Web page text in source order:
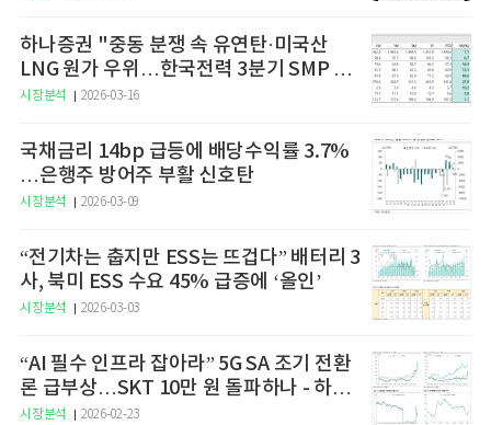
하나증권 "중동 분쟁 속 유연탄·미국산
LNG 원가 우위…한국전력 3분기 SMP 상
승 전망"
시장분석 2026-03-16
국채금리 14bp 급등에 배당수익률 3.7%
…은행주 방어주 부활 신호탄
시장분석 2026-03-09
“전기차는 춥지만 ESS는 뜨겁다” 배터리 3
사, 북미 ESS 수요 45% 급증에 ‘올인’
시장분석 2026-03-03
“AI 필수 인프라 잡아라” 5G SA 조기 전환
론 급부상…SKT 10만 원 돌파하나 - 하나
증권
시장분석 2026-02-23